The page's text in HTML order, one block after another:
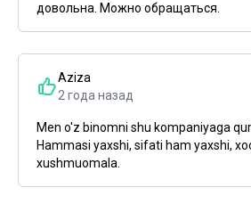
довольна. Можно обращаться.
Aziza
2 года назад
Men o'z binomni shu kompaniyaga
Hammasi yaxshi, sifati ham yaxshi,
xushmuomala.